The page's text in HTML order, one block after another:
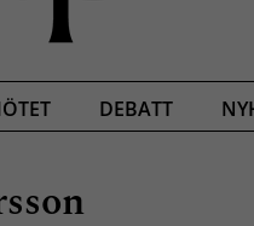
DEBATT